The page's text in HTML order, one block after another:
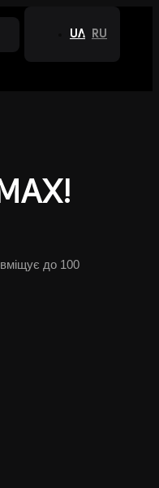
UA RU
до 100